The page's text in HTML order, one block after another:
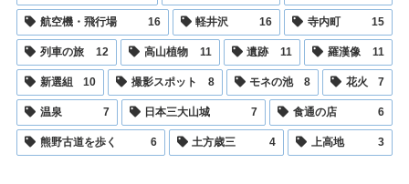
航空機・飛行場 16 軽井沢 16 寺内町 15
列車の旅 12 高山植物 11 遺跡 11 羅漢像 11
新選組 10 撮影スポット 8 モネの池 8 花火 7
温泉 7 日本三大山城 7 食通の店 6
熊野古道を歩く 6 土方歳三 4 上高地 3